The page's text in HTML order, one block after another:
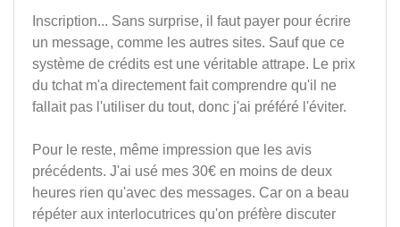
Inscription... Sans surprise, il faut payer pour écrire
un message, comme les autres sites. Sauf que ce
système de crédits est une véritable attrape. Le prix
du tchat m'a directement fait comprendre qu'il ne
fallait pas l'utiliser du tout, donc j'ai préféré l'éviter.
Pour le reste, même impression que les avis
précédents. J'ai usé mes 30€ en moins de deux
heures rien qu'avec des messages. Car on a beau
répéter aux interlocutrices qu'on préfère discuter